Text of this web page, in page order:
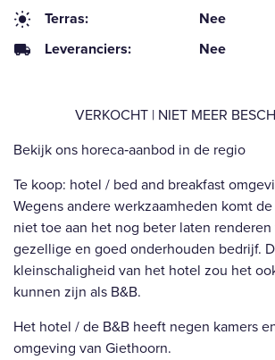
Terras:
Nee
Leveranciers:
Nee
VERKOCHT | NIET MEER
Bekijk ons horeca‑aanbod in de regio
Te koop: hotel / bed and breakfast
Wegens andere werkzaamheden komt
niet toe aan het nog beter laten
gezellige en goed onderhouden bedrijf.
kleinschaligheid van het hotel zou het
kunnen zijn als B&B.
Het hotel / de B&B heeft negen kamers
omgeving van Giethoorn.